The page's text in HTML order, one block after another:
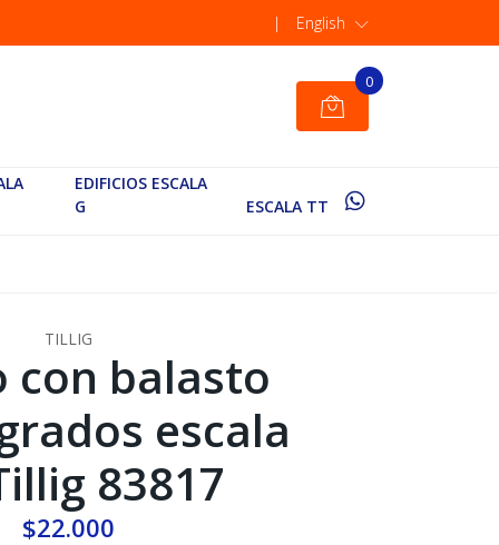
| English
0
EDIFICIOS ESCALA
G
ESCALA TT
TILLIG
con balasto
escala
83817
$22.000